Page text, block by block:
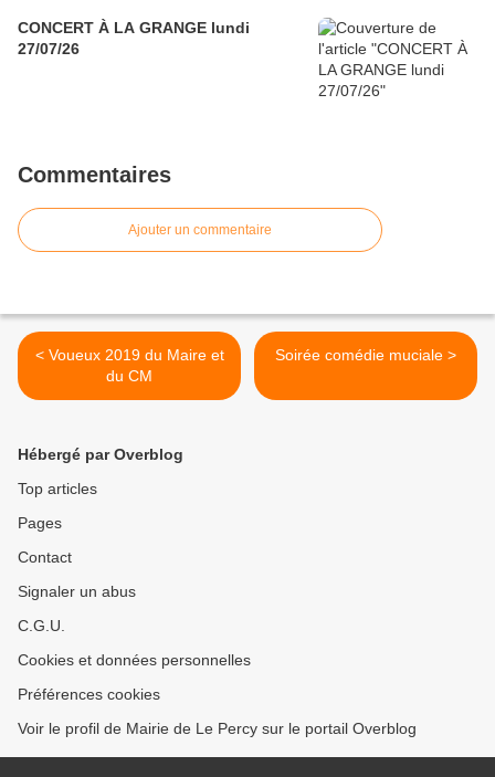
CONCERT À LA GRANGE lundi
27/07/26
Commentaires
Ajouter un commentaire
< Voueux 2019 du Maire et
du CM
Soirée comédie muciale >
Hébergé par Overblog
Top articles
Pages
Contact
Signaler un abus
C.G.U.
Cookies et données personnelles
Préférences cookies
Voir le profil de Mairie de Le Percy sur le portail Overblog